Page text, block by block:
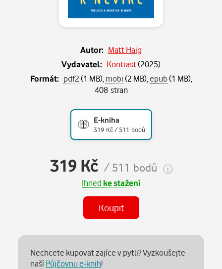
Autor: Matt Haig
Vydavatel: Kontrast(2025)
Formát: pdf2(1 MB), mobi(2 MB), epub(1 MB),
408 stran
E-kniha
319 Kč / 511 bodů
319 Kč / 511 bodů
Ihned ke stažení
Koupit
Nechcete kupovat zajíce v pytli? Vyzkoušejte
našíPůjčovnu e-knih!